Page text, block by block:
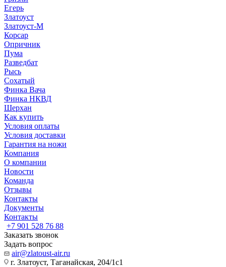
Егерь
Златоуст
Златоуст-М
Корсар
Опричник
Пума
Разведбат
Рысь
Сохатый
Финка Вача
Финка НКВД
Шерхан
Как купить
Условия оплаты
Условия доставки
Гарантия на ножи
Компания
О компании
Новости
Команда
Отзывы
Контакты
Документы
Контакты
+7 901 528 76 88
Заказать звонок
Задать вопрос
air@zlatoust-air.ru
г. Златоуст, Таганайская, 204/1с1